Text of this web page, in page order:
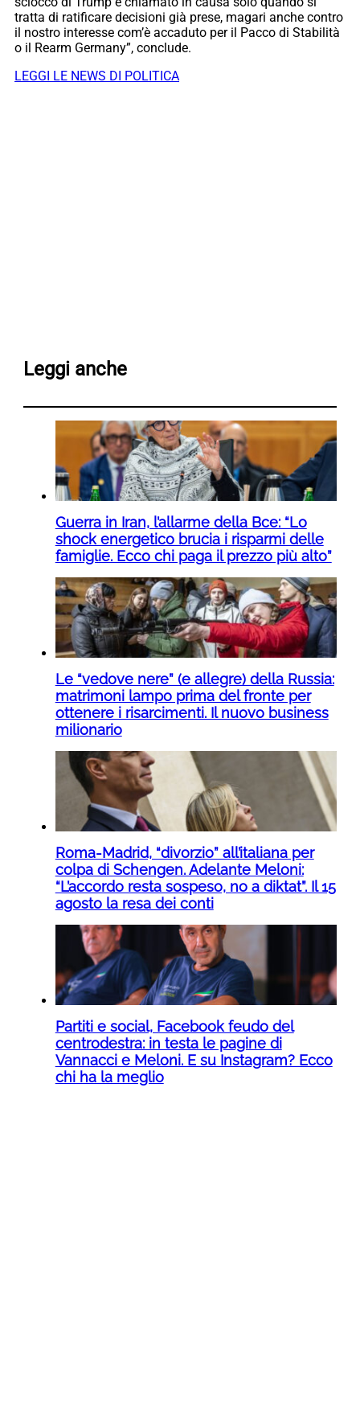
tratta di ratificare decisioni già prese, magari anche contro
il nostro interesse com’è accaduto per il Pacco di Stabilità
o il Rearm Germany”, conclude.
LEGGI LE NEWS DI POLITICA
Leggi anche
Guerra in Iran, l’allarme della Bce: “Lo
shock energetico brucia i risparmi delle
famiglie. Ecco chi paga il prezzo più alto”
Le “vedove nere” (e allegre) della Russia:
matrimoni lampo prima del fronte per
ottenere i risarcimenti. Il nuovo business
milionario
Roma-Madrid, “divorzio” all’italiana per
colpa di Schengen. Adelante Meloni:
“L’accordo resta sospeso, no a diktat”. Il 15
agosto la resa dei conti
Partiti e social, Facebook feudo del
centrodestra: in testa le pagine di
Vannacci e Meloni. E su Instagram? Ecco
chi ha la meglio